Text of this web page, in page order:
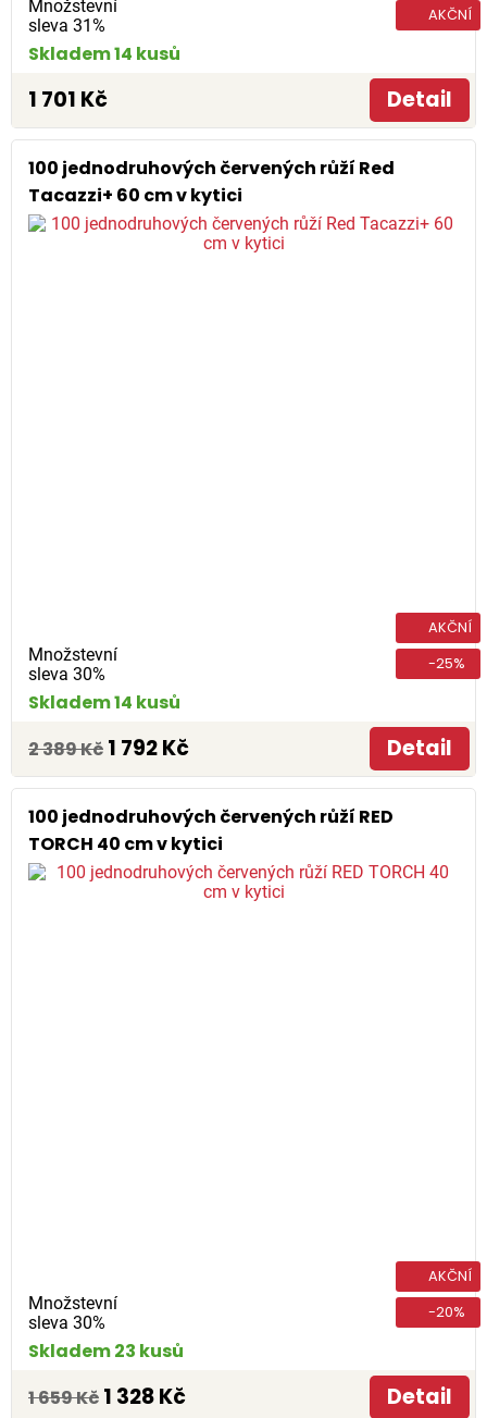
Množstevní
sleva 31%
AKČNÍ
Skladem 14 kusů
1 701 Kč Detail
100 jednodruhových červených růží Red
Tacazzi+ 60 cm v kytici
Množstevní
sleva 30%
AKČNÍ
-25%
Skladem 14 kusů
2 389 Kč 1 792 Kč Detail
100 jednodruhových červených růží RED
TORCH 40 cm v kytici
Množstevní
sleva 30%
AKČNÍ
-20%
Skladem 23 kusů
1 659 Kč 1 328 Kč Detail